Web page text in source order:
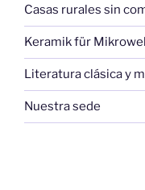
Casas rurales sin
Keramik für
Literatura clásica y
Nuestra sede